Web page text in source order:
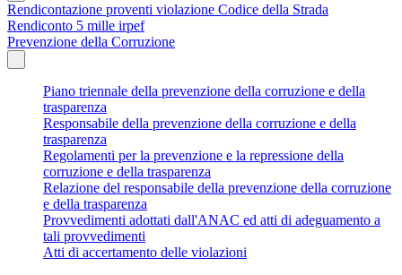
Rendicontazione proventi violazione Codice della Strada
Rendiconto 5 mille irpef
Prevenzione della Corruzione
Piano triennale della prevenzione della corruzione e della
trasparenza
Responsabile della prevenzione della corruzione e della
trasparenza
Regolamenti per la prevenzione e la repressione della
corruzione e della trasparenza
Relazione del responsabile della prevenzione della corruzione
e della trasparenza
Provvedimenti adottati dall'ANAC ed atti di adeguamento a
tali provvedimenti
Atti di accertamento delle violazioni